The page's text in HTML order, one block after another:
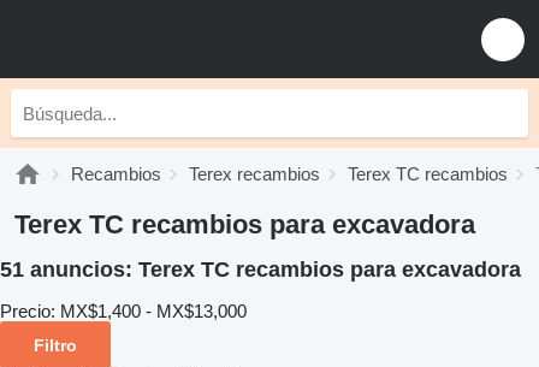
Recambios Terex recambios Terex TC recambios
Terex TC recambios para excavadora
51 anuncios: Terex TC recambios para excavadora
Precio: MX$1,400 - MX$13,000
Filtro